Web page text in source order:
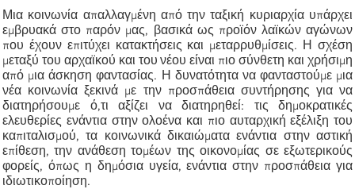
Μια κοινωνία απαλλαγμένη από την ταξική κυριαρχία υπάρχει
εμβρυακά στο παρόν μας, βασικά ως προϊόν λαϊκών αγώνων
που έχουν επιτύχει κατακτήσεις και μεταρρυθμίσεις. Η σχέση
μεταξύ του αρχαϊκού και του νέου είναι πιο σύνθετη και χρήσιμη
από μια άσκηση φαντασίας. Η δυνατότητα να φανταστούμε μια
νέα κοινωνία ξεκινά με την προσπάθεια συντήρησης για να
διατηρήσουμε ό,τι αξίζει να διατηρηθεί: τις δημοκρατικές
ελευθερίες ενάντια στην ολοένα και πιο αυταρχική εξέλιξη του
καπιταλισμού, τα κοινωνικά δικαιώματα ενάντια στην αστική
επίθεση, την ανάθεση τομέων της οικονομίας σε εξωτερικούς
φορείς, όπως η δημόσια υγεία, ενάντια στην προσπάθεια για
ιδιωτικοποίηση.